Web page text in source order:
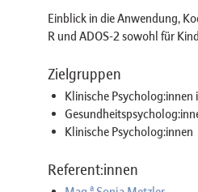
Einblick in die Anwendung,
R und ADOS-2 sowohl für
Zielgruppen
Klinische
Klinische Psycholog:innen
Referent:innen
a